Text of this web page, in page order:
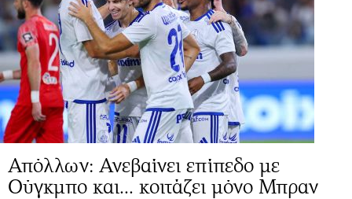
Απόλλων: Ανεβαίνει επίπεδο με
Ούγκμπο και... κοιτάζει μόνο Μπραν